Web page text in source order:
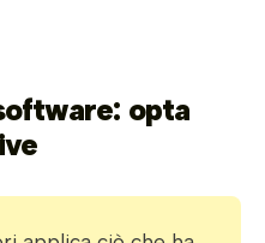
opta